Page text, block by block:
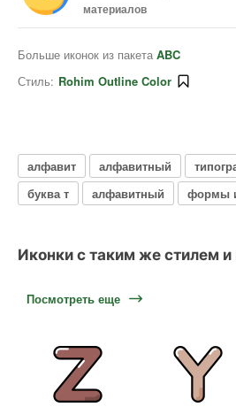
материалов
Больше иконок из пакета ABC
Стиль: Rohim Outline Color
алфавит алфавитный
буква т
алфавитный формы
Иконки с таким же стилем и
Посмотреть еще